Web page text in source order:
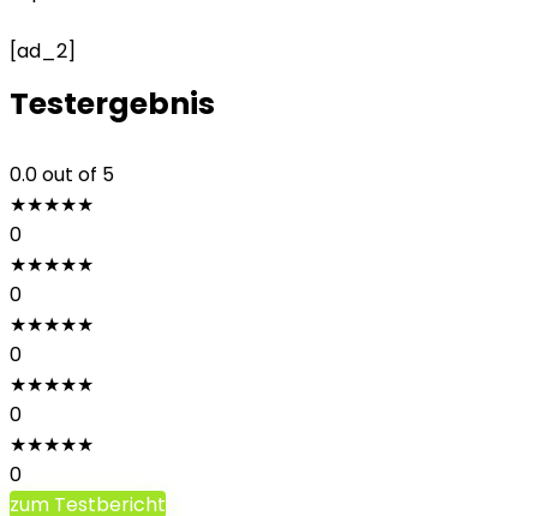
[ad_2]
Testergebnis
0.0out of 5
★★★★★
0
★★★★★
0
★★★★★
0
★★★★★
0
★★★★★
0
zum Testbericht